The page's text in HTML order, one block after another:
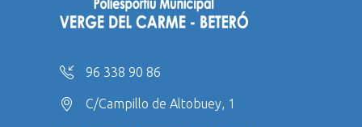
96 338 90 86
C/Campillo de Altobuey, 1